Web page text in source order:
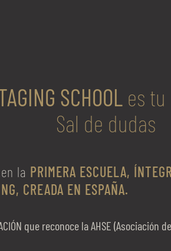
SCHOOLes tu
Sal de dudas
la PRIMERA ESCUELA,
CREADA EN ESPAÑA.
que reconoce la AHSE (Asociación